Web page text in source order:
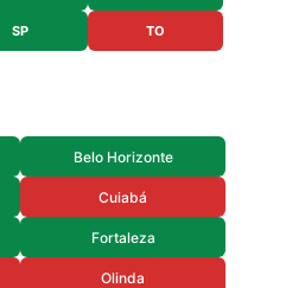
SP TO
Belo Horizonte
Cuiabá
Fortaleza
Olinda